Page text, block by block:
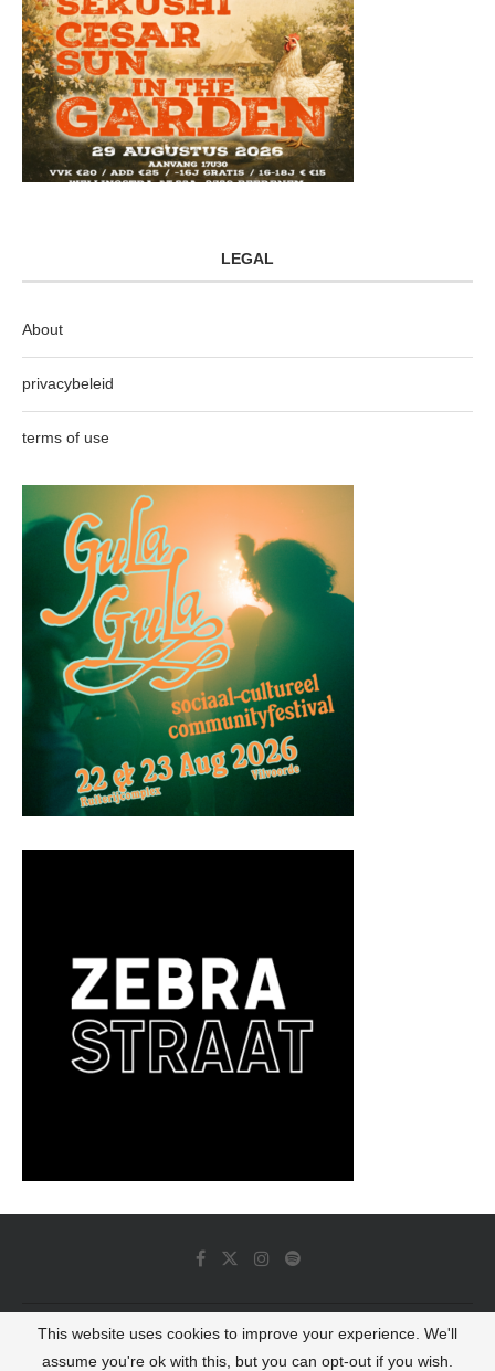
LEGAL
About
privacybeleid
terms of use
© 2022 - Luminous Dash All Rights Reserved
This website uses cookies to improve your experience. We'll
assume you're ok with this, but you can opt-out if you wish.